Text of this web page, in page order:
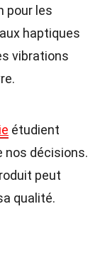
pour les
haptiques
vibrations
étudient
nos décisions.
peut
qualité.